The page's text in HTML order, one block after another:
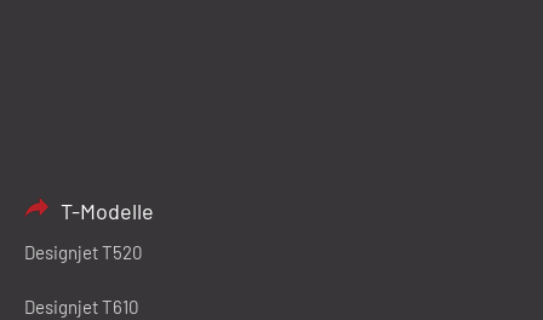
T-Modelle
Designjet T520
Designjet T610